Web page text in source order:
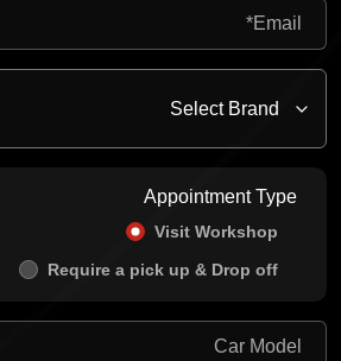
Appointment Type
Visit Workshop
Require a pick up & Drop off